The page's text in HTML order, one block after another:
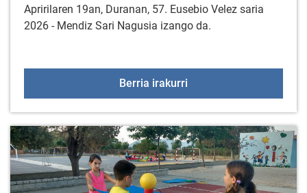
Apririlaren 19an, Duranan, 57. Eusebio Velez saria
2026 - Mendiz Sari Nagusia izango da.
Berria irakurri